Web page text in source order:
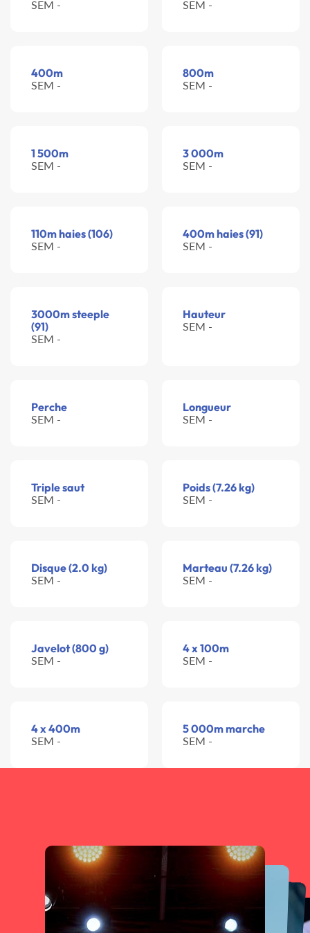
SEM - SEM -
400m
SEM -
800m
SEM -
1 500m
SEM -
3 000m
SEM -
110m haies (106)
SEM -
400m haies (91)
SEM -
3000m steeple
(91)
SEM -
Hauteur
SEM -
Perche
SEM -
Longueur
SEM -
Triple saut
SEM -
Poids (7.26 kg)
SEM -
Disque (2.0 kg)
SEM -
Marteau (7.26 kg)
SEM -
Javelot (800 g)
SEM -
4 x 100m
SEM -
4 x 400m
SEM -
5 000m marche
SEM -